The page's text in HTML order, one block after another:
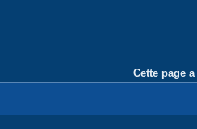
Cette page